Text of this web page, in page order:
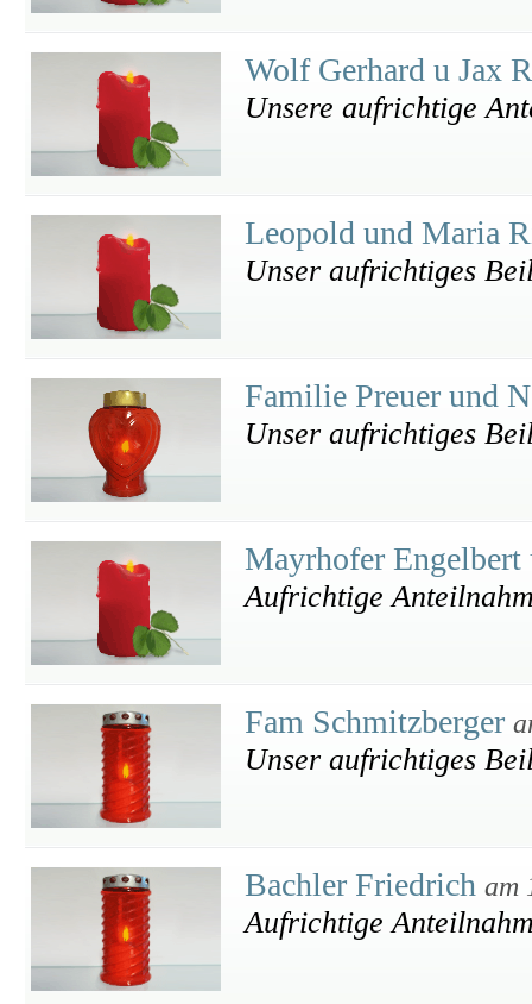
Wolf Gerhard u Jax
Unsere aufrichtige
Leopold und Maria
Unser aufrichtiges
Familie Preuer und
Unser aufrichtiges
Mayrhofer
Aufrichtige
Fam Schmitzberger
Unser aufrichtiges
Bachler Friedrich am
Aufrichtige